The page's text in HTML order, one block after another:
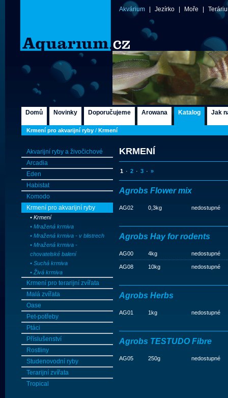
Akvárium Jezírko Moře
Domů Novinky Doporučujeme Arowana Katalog Jak
Krmení pro akvarijní ryby / Krmení
Akvarijní ryby a živočichové
Arcadia
Eden
Habistat
Komodo
Krmení pro akvarijní ryby
• Krmení
• Mražená krmiva
• Mražená krmiva - v blistrech
• Mražená krmiva -
chovatelské balení
• Suchá krmiva
• Živá krmiva
Krmení pro terarijní zvířata
Malá zvířata
Oase
Pet-potřeby
Ptáci
Příslušenství
Rostliny
Studenovodní ryby
Terarijní zvířata
Tropical
KRMENÍ
1 · 2 · 3 · »
Agrobs Flower mix
AG02 0,3kg nedostupné
Agrobs Hay for rodents
AG00 4kg nedostupné
AG08 10kg nedostupné
Agrobs Herbs
AG01 1kg nedostupné
Agrobs TESTUDO Fibre
AG05 250g nedostupné